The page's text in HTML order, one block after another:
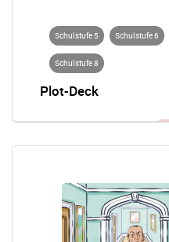
Schulstufe 5 Schulstufe 6
Schulstufe 8
Plot-Deck